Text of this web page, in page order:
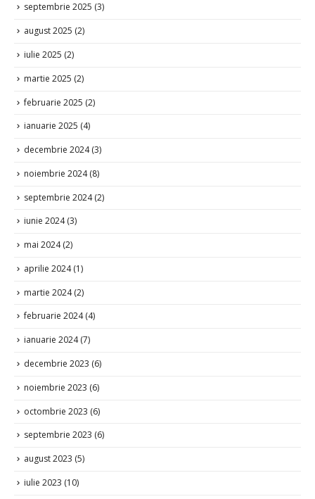
septembrie 2025 (3)
august 2025 (2)
iulie 2025 (2)
martie 2025 (2)
februarie 2025 (2)
ianuarie 2025 (4)
decembrie 2024(3)
noiembrie 2024(8)
septembrie 2024(2)
iunie 2024(3)
mai 2024(2)
aprilie 2024(1)
martie 2024(2)
februarie 2024(4)
ianuarie 2024(7)
decembrie 2023 (6)
noiembrie 2023 (6)
octombrie 2023 (6)
septembrie 2023 (6)
august 2023 (5)
iulie 2023 (10)